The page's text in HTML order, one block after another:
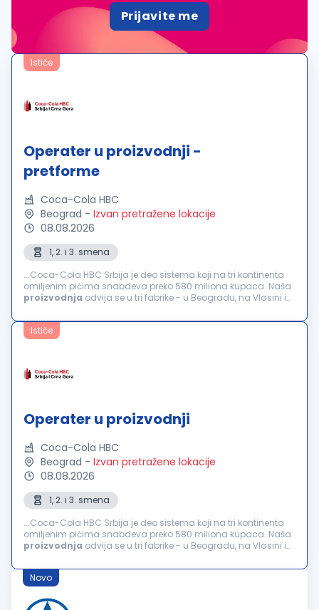
Prijavite me
Ističe
Operater u proizvodnji -
pretforme
Coca-Cola HBC
Beograd - Izvan pretražene lokacije
08.08.2026
1, 2. i 3. smena
...Coca-Cola HBC Srbija je deo sistema koji na tri kontinenta
omiljenim pićima snabdeva preko 580 miliona kupaca. Naša
proizvodnja odvija se u tri fabrike - u Beogradu, na Vlasini i
stabilno...
Ističe
Operater u proizvodnji
Coca-Cola HBC
Beograd - Izvan pretražene lokacije
08.08.2026
1, 2. i 3. smena
...Coca-Cola HBC Srbija je deo sistema koji na tri kontinenta
omiljenim pićima snabdeva preko 580 miliona kupaca. Naša
proizvodnja odvija se u tri fabrike - u Beogradu, na Vlasini i
stabilno...
Novo